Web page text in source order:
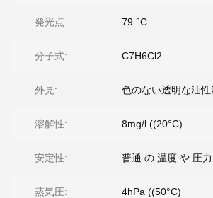
発光点: 79 °C
分子式: C7H6Cl2
外見: 色のない透明な油性
溶解性: 8mg/l ((20°C)
安定性: 普通 の 温度 や 圧
蒸気圧: 4hPa ((50°C)